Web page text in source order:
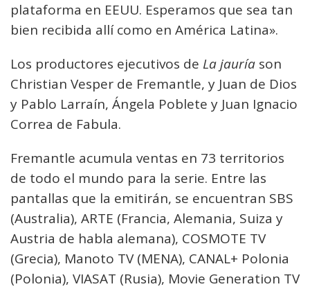
plataforma en EEUU. Esperamos que sea tan
bien recibida allí como en América Latina».
Los productores ejecutivos de La jauría son
Christian Vesper de Fremantle, y Juan de Dios
y Pablo Larraín, Ángela Poblete y Juan Ignacio
Correa de Fabula.
Fremantle acumula ventas en 73 territorios
de todo el mundo para la serie. Entre las
pantallas que la emitirán, se encuentran SBS
(Australia), ARTE (Francia, Alemania, Suiza y
Austria de habla alemana), COSMOTE TV
(Grecia), Manoto TV (MENA), CANAL+ Polonia
(Polonia), VIASAT (Rusia), Movie Generation TV